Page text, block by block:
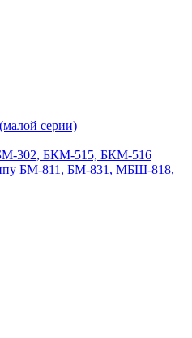
серии)
302, БКМ-515, БКМ-516
БМ-811, БМ-831, МБШ-818,